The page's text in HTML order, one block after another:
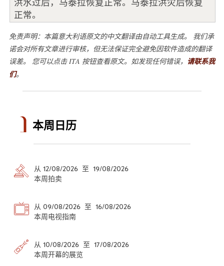
正常。
免责声明：本篇意大利语原文的中文翻译由自动工具生成。 我们承
诺会对所有文章进行审核，但无法保证完全避免因软件造成的翻译
误差。 您可以点击 ITA 按钮查看原文。如发现任何错误， 请联系我
们。
本周日历
从 12/08/2026 至 19/08/2026
本周拍卖
从 09/08/2026 至 16/08/2026
本周电视指南
从 10/08/2026 至 17/08/2026
本周开幕的展览